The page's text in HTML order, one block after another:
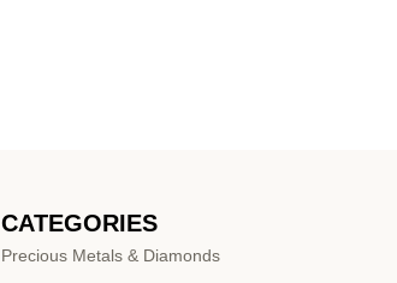
CATEGORIES
Precious Metals & Diamonds